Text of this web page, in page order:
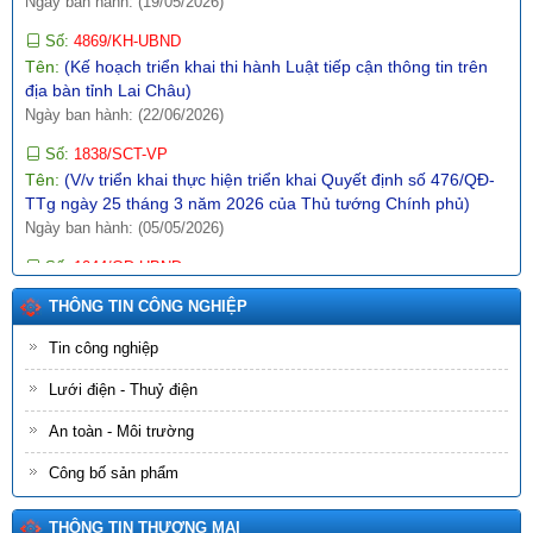
Số: 4869/KH-UBND
Tên:
(Kế hoạch triển khai thi hành Luật tiếp cận thông tin trên
địa bàn tỉnh Lai Châu)
Ngày ban hành: (22/06/2026)
Số: 1838/SCT-VP
Tên:
(V/v triển khai thực hiện triển khai Quyết định số 476/QĐ-
TTg ngày 25 tháng 3 năm 2026 của Thủ tướng Chính phủ)
Ngày ban hành: (05/05/2026)
Số: 1044/QĐ-UBND
Tên:(Quyết định ban hành Khung kiến trúc dữ liệu, Khung quản
trị, quản lý dữ liệu, Từ điển dữ liệu, Danh mục dữ liệu chủ, danh
mục dữ liệu dùng chung tỉnh Lai Châu)
Ngày ban hành: (09/07/2026)
Số:1864/SCT-VP
UBND ngày 03/5/2026 của UBND tỉnh về đánh giá hoạt động
khoa học, công nghệ và đổi mới sáng tạo năm 2026 trên địa
Ngày ban hành: (03/05/2026)
THÔNG TIN CÔNG NGHIỆP
Tin công nghiệp
Lưới điện - Thuỷ điện
An toàn - Môi trường
Công bố sản phẩm
THÔNG TIN THƯƠNG MẠI